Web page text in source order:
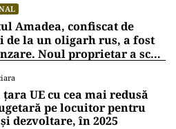
Amadea, confiscat de
de la un oligarh rus, a fost
Noul proprietar a scos
UE cu cea mai redusă
pe locuitor pentru
dezvoltare, în 2025